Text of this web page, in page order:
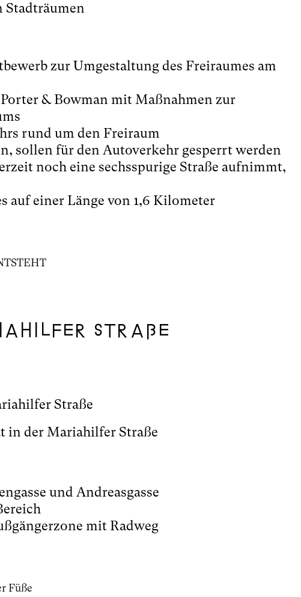
Stadträumen
zur Umgestaltung des Freiraumes am
& Bowman mit Maßnahmen zur
rund um den Freiraum
sollen für den Autoverkehr gesperrt werden
noch eine sechsspurige Straße aufnimmt,
auf einer Länge von 1,6 Kilometer
Straße
Straße
in der Mariahilfer Straße
und Andreasgasse
mit Radweg
Füße